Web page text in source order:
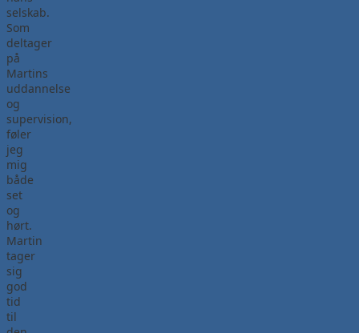
selskab.
Som
deltager
på
Martins
uddannelse
og
supervision,
føler
jeg
mig
både
set
og
hørt.
Martin
tager
sig
god
tid
til